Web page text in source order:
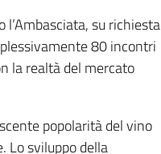
l’Ambasciata, su richiesta
80 incontri
la realtà del mercato
popolarità del vino
Lo sviluppo della